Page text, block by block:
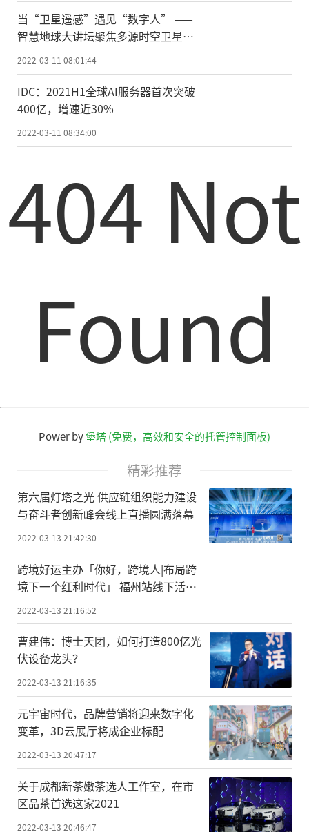
当“卫星遥感”遇见“数字人” ——
智慧地球大讲坛聚焦多源时空卫星遥
感
2022-03-11 08:01:44
IDC：2021H1全球AI服务器首次突破
400亿，增速近30%
2022-03-11 08:34:00
404 Not
Found
Power by堡塔 (免费，高效和安全的托管控制面板)
精彩推荐
第六届灯塔之光 供应链组织能力建设
与奋斗者创新峰会线上直播圆满落幕
2022-03-13 21:42:30
跨境好运主办「你好，跨境人|布局跨
境下一个红利时代」 福州站线下活动
2022-03-13 21:16:52
曹建伟：博士天团，如何打造800亿光
伏设备龙头？
2022-03-13 21:16:35
元宇宙时代，品牌营销将迎来数字化
变革，3D云展厅将成企业标配
2022-03-13 20:47:17
关于成都新茶嫩茶选人工作室，在市
区品茶首选这家2021
2022-03-13 20:46:47